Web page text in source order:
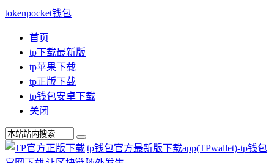
tokenpocket钱包
首页
tp下载最新版
tp苹果下载
tp正版下载
tp钱包安卓下载
关闭